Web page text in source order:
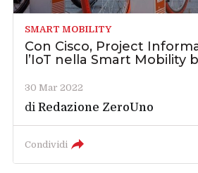
SMART MOBILITY
Con Cisco, Project
l’IoT nella Smart Mobility
30 Mar 2022
diRedazione ZeroUno
Condividi